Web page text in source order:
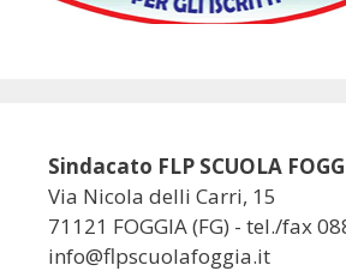
Sindacato FLP SCUOLA
Via Nicola delli Carri, 15
71121 FOGGIA (FG) - tel./fax
info@flpscuolafoggia.it